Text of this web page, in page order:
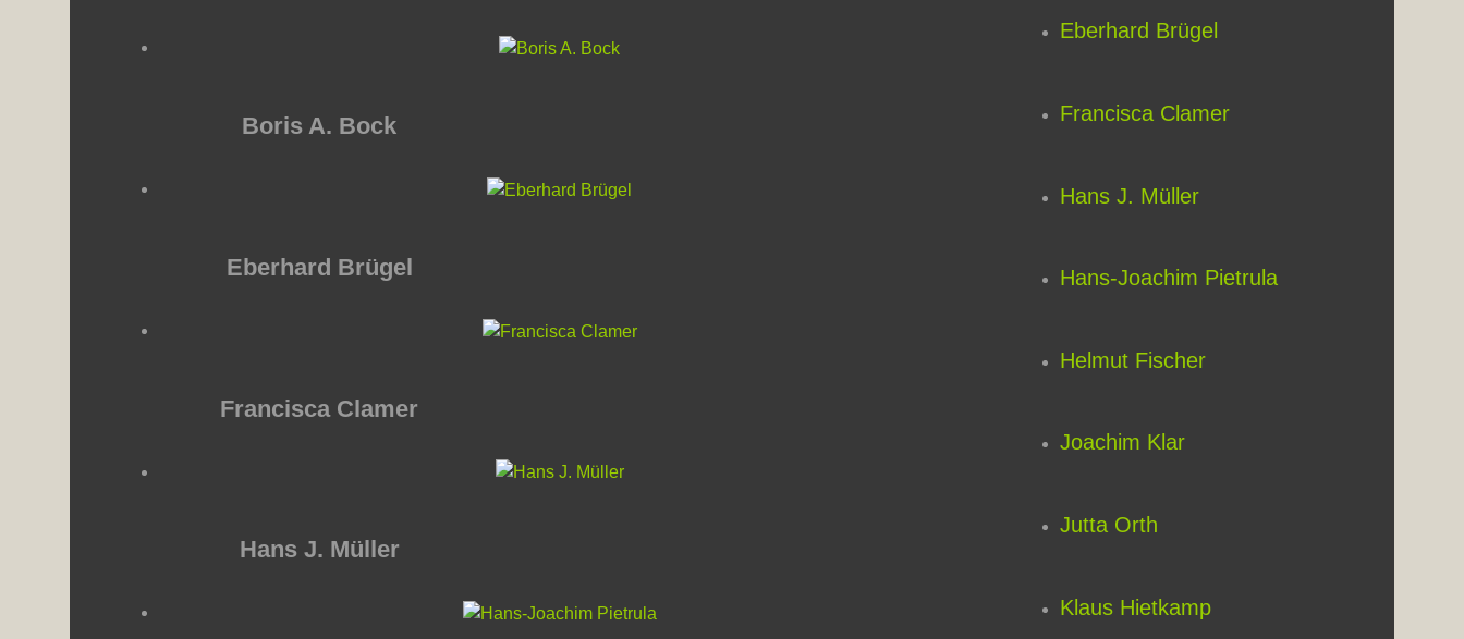
Boris A. Bock
Eberhard Brügel
Francisca Clamer
Hans J. Müller
Eberhard Brügel
Francisca Clamer
Hans J. Müller
Hans-Joachim Pietrula
Helmut Fischer
Joachim Klar
Jutta Orth
Klaus Hietkamp